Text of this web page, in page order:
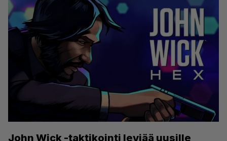
John Wick -taktikointi leviää uusille